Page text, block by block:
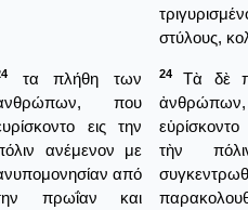
στύλους,
τα πλήθη των
που
εις την
ανέμενον με
από
πρωΐαν και
24
Τὰ δὲ
τὴν